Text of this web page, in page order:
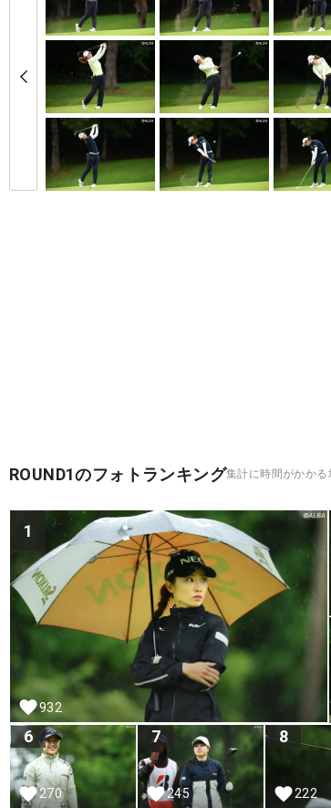
ROUND1のフォトランキング集計に時間がかかる
1
932
6
270
7
245
8
222